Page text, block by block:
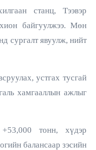
станц, Тээвэр
байгуулжээ. Мөн
сургалт явуулж, нийт
устгах тусгай
хамгааллын ажлыг
тонн, хүдэр
балансаар зэсийн
дугаар дугаар - Хуудас 2